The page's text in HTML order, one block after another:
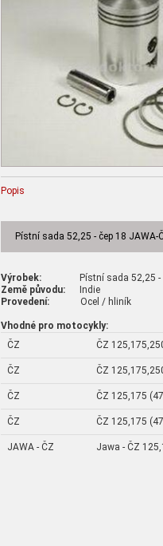
Popis
Pístní sada 52,25 - čep 18 JAWA-
Výrobek: Pístní sada 52,25 -
Země původu: Indie
Provedení: Ocel / hliník
Vhodné pro motocykly:
ČZ
ČZ
ČZ ČZ
ČZ ČZ 125,175
ČZ ČZ 125,175
JAWA - ČZ Jawa - ČZ